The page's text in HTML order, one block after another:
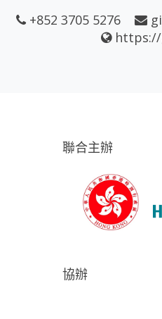
+852 3705 5276
聯合主辦
協辦